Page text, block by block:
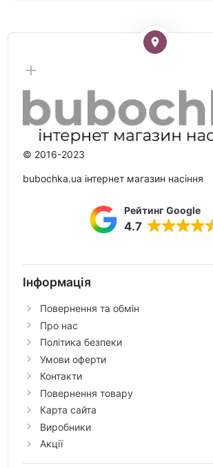
© 2016-2023
bubochka.ua інтернет магазин насіння
Рейтинг Google
4.7
Інформація
Повернення та обмін
Про нас
Політика безпеки
Умови оферти
Контакти
Повернення товару
Карта сайта
Виробники
Акції